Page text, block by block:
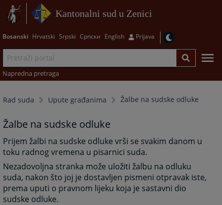
Kantonalni sud u Zenici
Bosanski Hrvatski Srpski Српски English Prijava
Napredna pretraga
Rad suda Upute građanima Žalbe na sudske odluke
Žalbe na sudske odluke
Prijem žalbi na sudske odluke vrši se svakim danom u
toku radnog vremena u pisarnici suda.
Nezadovoljna stranka može uložiti žalbu na odluku
suda, nakon što joj je dostavljen pismeni otpravak iste,
prema uputi o pravnom lijeku koja je sastavni dio
sudske odluke.